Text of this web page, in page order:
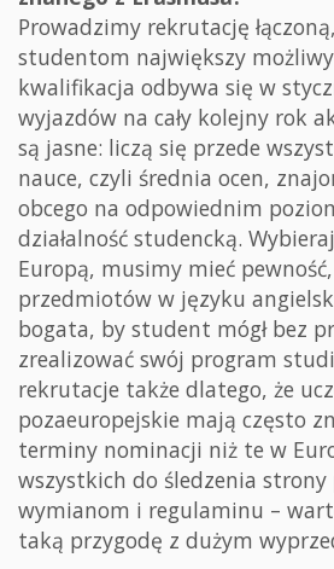
Prowadzimy rekrutację
studentom największy możliwy
kwalifikacja odbywa się w
wyjazdów na cały kolejny rok
są jasne: liczą się przede
nauce, czyli średnia ocen,
obcego na odpowiednim
działalność studencką.
Europą, musimy mieć
przedmiotów w języku
bogata, by student mógł bez
zrealizować swój program
rekrutacje także dlatego, że
pozaeuropejskie mają często
terminy nominacji niż te w
wszystkich do śledzenia strony
wymianom i regulaminu –
taką przygodę z dużym